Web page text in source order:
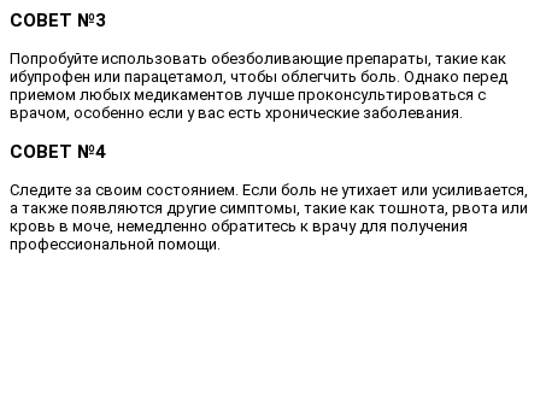
СОВЕТ №3
Попробуйте использовать обезболивающие препараты, такие как
ибупрофен или парацетамол, чтобы облегчить боль. Однако перед
приемом любых медикаментов лучше проконсультироваться с
врачом, особенно если у вас есть хронические заболевания.
СОВЕТ №4
Следите за своим состоянием. Если боль не утихает или усиливается,
а также появляются другие симптомы, такие как тошнота, рвота или
кровь в моче, немедленно обратитесь к врачу для получения
профессиональной помощи.